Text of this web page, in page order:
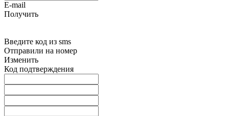
E-mail
Получить
Введите код из sms
Отправили на номер
Изменить
Код подтверждения